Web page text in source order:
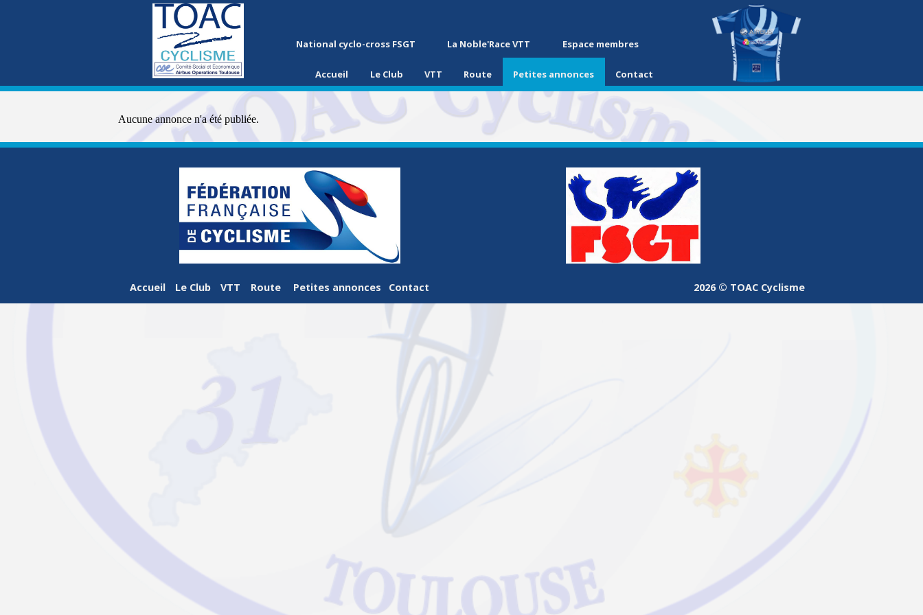
Espace membres
La Noble'Race VTT
National cyclo-cross FSGT
Accueil Le Club VTT Route Petites annonces Contact
Aucune annonce n'a été publiée.
Accueil Le Club VTT Route Petites annonces Contact 2026 © TOAC Cyclisme